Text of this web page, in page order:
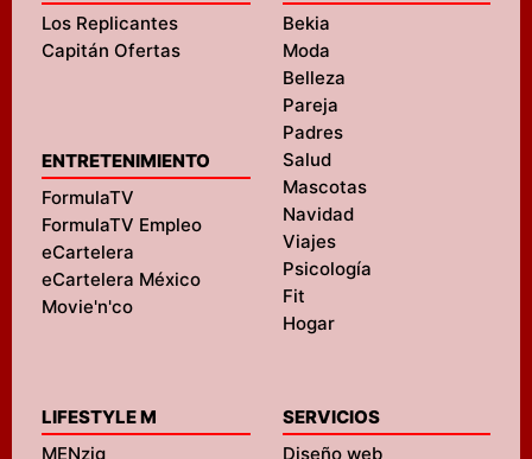
Los Replicantes
Capitán Ofertas
ENTRETENIMIENTO
FormulaTV
FormulaTV Empleo
eCartelera
eCartelera México
Movie'n'co
Bekia
Moda
Belleza
Pareja
Padres
Salud
Mascotas
Navidad
Viajes
Psicología
Fit
Hogar
LIFESTYLE M
MENzig
SERVICIOS
Diseño web